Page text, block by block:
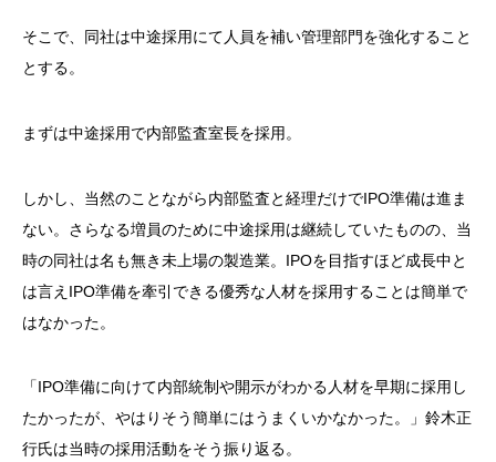
そこで、同社は中途採用にて人員を補い管理部門を強化すること
とする。
まずは中途採用で内部監査室長を採用。
しかし、当然のことながら内部監査と経理だけでIPO準備は進ま
ない。さらなる増員のために中途採用は継続していたものの、当
時の同社は名も無き未上場の製造業。IPOを目指すほど成長中と
は言えIPO準備を牽引できる優秀な人材を採用することは簡単で
はなかった。
「IPO準備に向けて内部統制や開示がわかる人材を早期に採用し
たかったが、やはりそう簡単にはうまくいかなかった。」鈴木正
行氏は当時の採用活動をそう振り返る。